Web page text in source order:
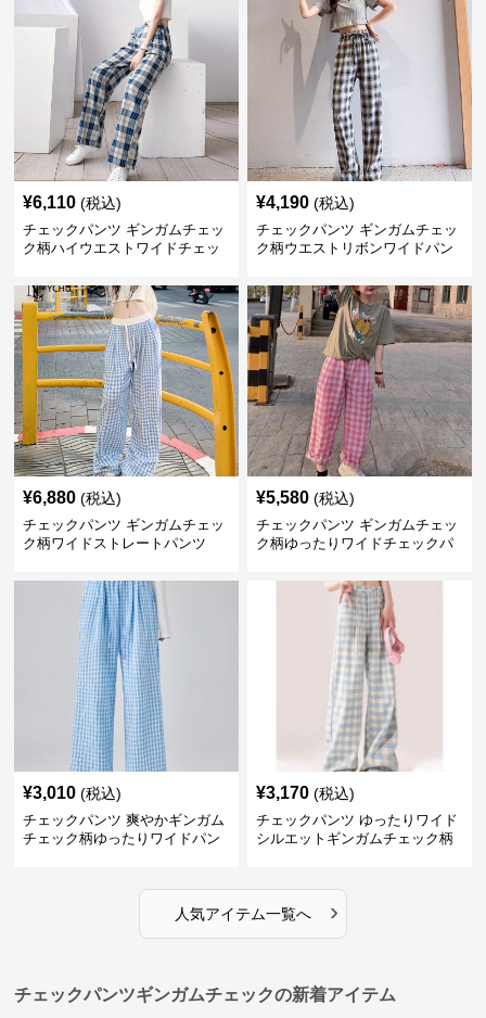
¥6,110 (税込)
チェックパンツ ギンガムチェッ
ク柄ハイウエストワイドチェッ
¥4,190 (税込)
チェックパンツ ギンガムチェッ
ク柄ウエストリボンワイドパン
¥6,880 (税込)
チェックパンツ ギンガムチェッ
ク柄ワイドストレートパンツ
¥5,580 (税込)
チェックパンツ ギンガムチェッ
ク柄ゆったりワイドチェックパ
¥3,010 (税込)
チェックパンツ 爽やかギンガム
チェック柄ゆったりワイドパン
¥3,170 (税込)
チェックパンツ ゆったりワイド
シルエットギンガムチェック柄
人気アイテム一覧へ ›
チェックパンツギンガムチェックの新着アイテム